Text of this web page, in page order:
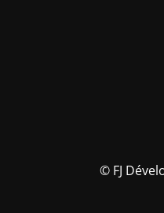
© FJ